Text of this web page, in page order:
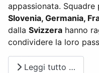
appassionata. Squadre
Slovenia, Germania,
dalla Svizzera hanno
condividere la loro
Leggi tutto …